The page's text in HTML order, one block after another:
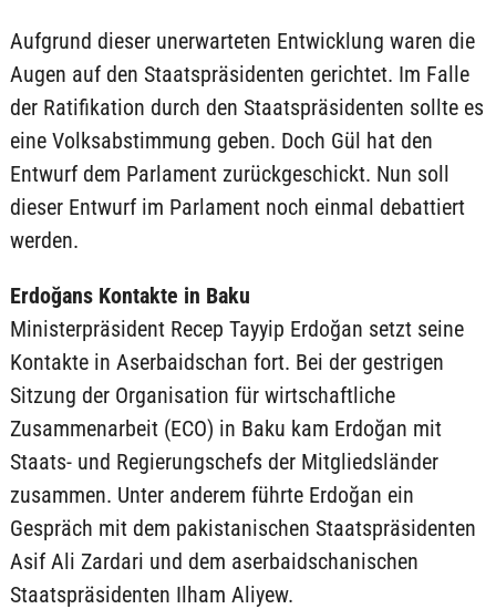
Aufgrund dieser unerwarteten Entwicklung waren die
Augen auf den Staatspräsidenten gerichtet. Im Falle
der Ratifikation durch den Staatspräsidenten sollte es
eine Volksabstimmung geben. Doch Gül hat den
Entwurf dem Parlament zurückgeschickt. Nun soll
dieser Entwurf im Parlament noch einmal debattiert
werden.
Erdoğans Kontakte in Baku
Ministerpräsident Recep Tayyip Erdoğan setzt seine
Kontakte in Aserbaidschan fort. Bei der gestrigen
Sitzung der Organisation für wirtschaftliche
Zusammenarbeit (ECO) in Baku kam Erdoğan mit
Staats- und Regierungschefs der Mitgliedsländer
zusammen. Unter anderem führte Erdoğan ein
Gespräch mit dem pakistanischen Staatspräsidenten
Asif Ali Zardari und dem aserbaidschanischen
Staatspräsidenten Ilham Aliyew.